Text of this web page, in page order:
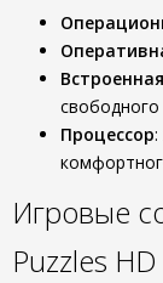
свободного
Процессор:
Игровые
Puzzles HD